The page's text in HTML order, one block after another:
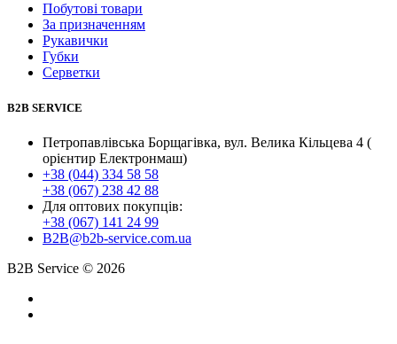
Побутові товари
За призначенням
Рукавички
Губки
Серветки
B2B SERVICE
Петропавлівська Борщагівка, вул. Велика Кільцева 4 (
орієнтир Електронмаш)
+38 (044) 334 58 58
+38 (067) 238 42 88
Для оптових покупців:
+38 (067) 141 24 99
B2B@b2b-service.com.ua
B2B Service © 2026